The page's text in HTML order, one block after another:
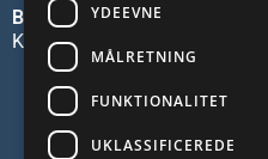
BLIV ANNONCØR
Kontakt os
YDEEVNE
MÅLRETNING
FUNKTIONALITET
UKLASSIFICEREDE